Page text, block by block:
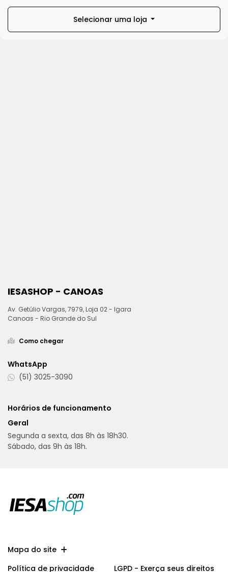
Selecionar uma loja
IESASHOP - CANOAS
Av. Getúlio Vargas, 7979, Loja 02 - Igara
Canoas - Rio Grande do Sul
Como chegar
WhatsApp
(51) 3025-3090
Horários de funcionamento
Geral
Segunda a sexta, das 8h às 18h30.
Sábado, das 9h às 18h.
Mapa do site
Política de privacidade
LGPD - Exerça seus direitos